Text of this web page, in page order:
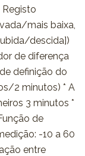
mais baixa,
descida])
de diferença
definição do
2 minutos) * A
3 minutos *
de
-10 a 60
entre